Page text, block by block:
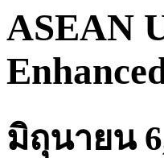
ASEAN
มิถุนายน